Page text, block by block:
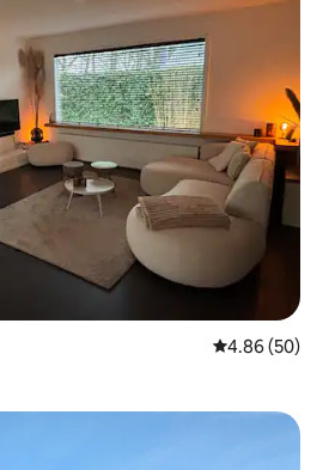
平均评分 4.86
4.86 (50)